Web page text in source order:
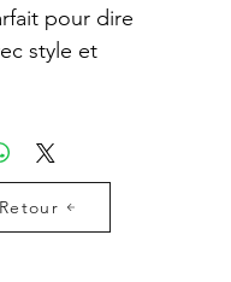
pour dire
style et
Retour